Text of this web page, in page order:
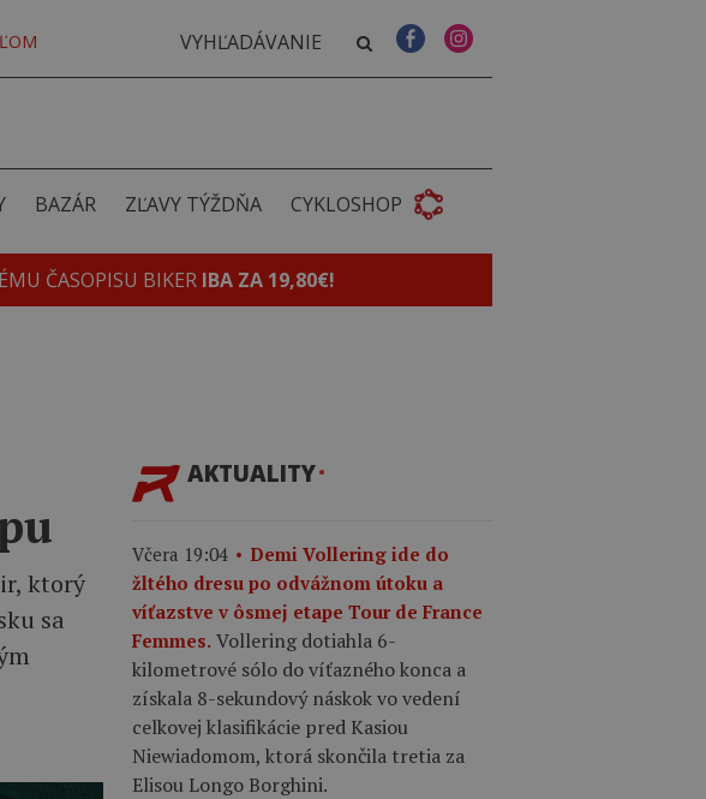
BAZÁR ZĽAVY TÝŽDŇA CYKLOSHOP
ČASOPISU BIKER IBA ZA 19,80€!
ktorý
sa
AKTUALITY
Včera 19:04
Demi Vollering ide do
žltého dresu po odvážnom útoku a
víťazstve v ôsmej etape Tour de France
Femmes. Vollering dotiahla 6-
kilometrové sólo do víťazného konca a
získala 8-sekundový náskok vo vedení
celkovej klasifikácie pred Kasiou
Niewiadomom, ktorá skončila tretia za
Elisou Longo Borghini.